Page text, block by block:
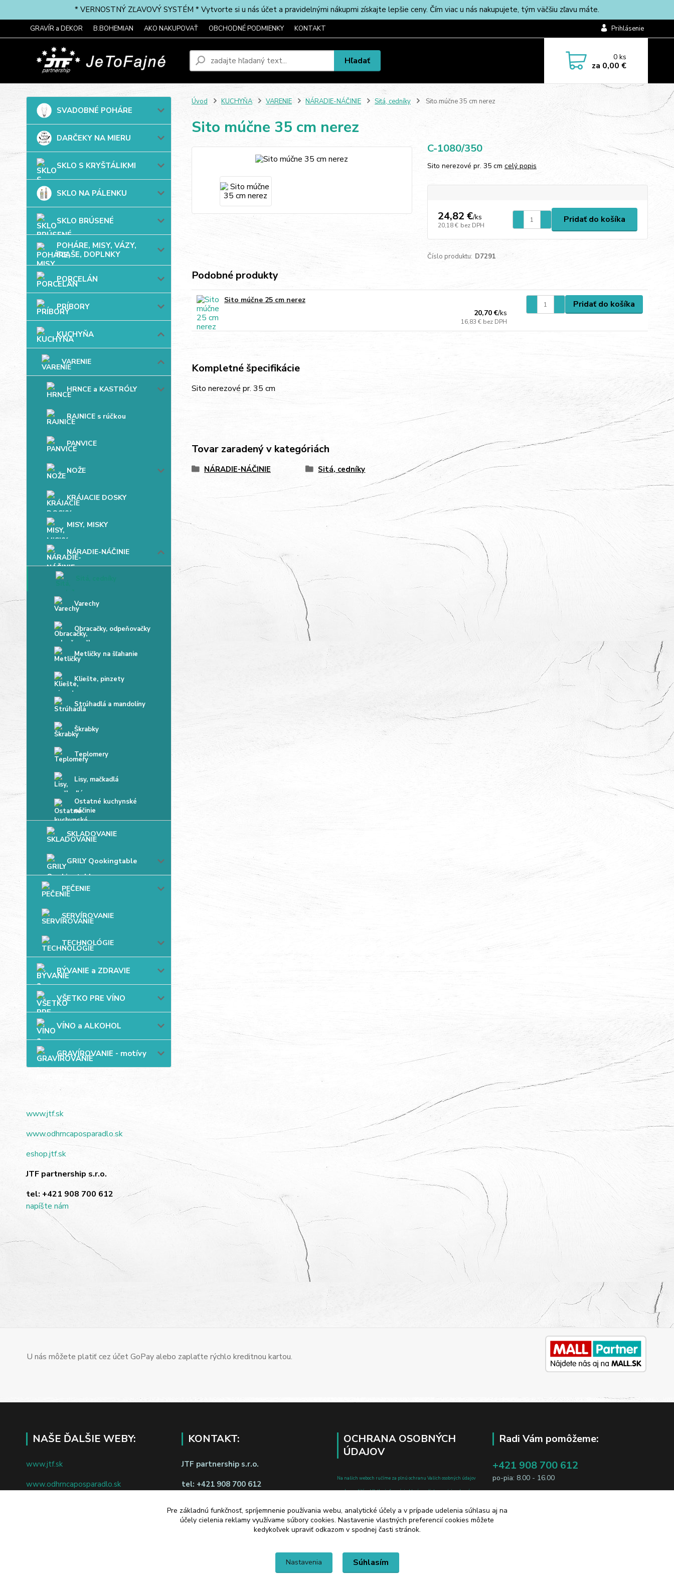
* VERNOSTNÝ ZĽAVOVÝ SYSTÉM * Vytvorte si u nás účet a pravidelnými nákupmi získajte lepšie ceny. Čím viac u nás nakupujete, tým väčšiu zľavu máte.
GRAVÍR a DEKOR B.BOHEMIAN AKO NAKUPOVAŤ OBCHODNÉ PODMIENKY KONTAKT Prihlásenie
Hľadať 0ks
za 0,00 €
SVADOBNÉ POHÁRE
DARČEKY NA MIERU
SKLO S KRYŠTÁLIKMI
SKLO NA PÁLENKU
SKLO BRÚSENÉ
POHÁRE, MISY, VÁZY,
FĽAŠE, DOPLNKY
PORCELÁN
PRÍBORY
KUCHYŇA
VARENIE
HRNCE a KASTRÓLY
RAJNICE s rúčkou
PANVICE
NOŽE
KRÁJACIE DOSKY
MISY, MISKY
NÁRADIE-NÁČINIE
Varechy
Obracačky, odpeňovačky
Metličky na šľahanie
Kliešte, pinzety
Strúhadlá a mandolíny
Škrabky
Teplomery
Lisy, mačkadlá
Ostatné kuchynské
náčinie
SKLADOVANIE
GRILY Qookingtable
PEČENIE
SERVÍROVANIE
TECHNOLÓGIE
BÝVANIE a ZDRAVIE
VŠETKO PRE VÍNO
VÍNO a ALKOHOL
GRAVÍROVANIE - motívy
www.jtf.sk
www.odhrncaposparadlo.sk
eshop.jtf.sk
JTF partnership s.r.o.
tel: +421 908 700 612
napíšte nám
Úvod KUCHYŇA VARENIE NÁRADIE-NÁČINIE Sitá, cedníky Sito múčne 35 cm nerez
Sito múčne 35 cm nerez
C-1080/350
Sito nerezové pr. 35 cm celý popis
24,82 €/ks
20,18 € bez DPH
Pridať do košíka
Číslo produktu: D7291
Podobné produkty
Sito múčne 25 cm nerez
20,70 €/ks
16,83 € bez DPH
Pridať do košíka
Kompletné špecifikácie
Sito nerezové pr. 35 cm
Tovar zaradený v kategóriách
NÁRADIE-NÁČINIE Sitá, cedníky
U nás môžete platiť cez účet GoPay alebo zaplaťte rýchlo kreditnou kartou.
NAŠE ĎALŠIE WEBY:
www.jtf.sk
www.odhrncaposparadlo.sk
KONTAKT:
JTF partnership s.r.o.
tel: +421 908 700 612
napíšte nám
Odstúpiť od zmluvy tu
OCHRANA OSOBNÝCH
ÚDAJOV
Na našich weboch ručíme za plnú ochranu Vašich osobných údajov
pred zneužitím. Všetky informácie, ktoré uvediete o svojej osobe, sú
a o zmene a doplnení niektorých zákonov.
Radi Vám pomôžeme:
+421 908 700 612
po-pia: 8.00 - 16.00
Pre základnú funkčnosť, spríjemnenie používania webu, analytické účely a v prípade udelenia súhlasu aj na
účely cielenia reklamy využívame súbory cookies. Nastavenie vlastných preferencií cookies môžete
kedykoľvek upraviť odkazom v spodnej časti stránok.
Nastavenia Súhlasím